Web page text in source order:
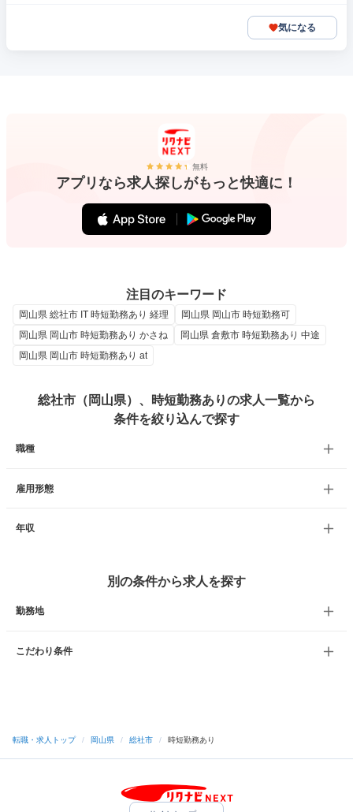
気になる
無料
アプリなら求人探しがもっと快適に！
注目のキーワード
岡山県 総社市 IT 時短勤務あり 経理
岡山県 岡山市 時短勤務可
岡山県 岡山市 時短勤務あり かさね
岡山県 倉敷市 時短勤務あり 中途
岡山県 岡山市 時短勤務あり at
総社市（岡山県）、時短勤務ありの求人一覧から
条件を絞り込んで探す
職種
雇用形態
年収
別の条件から求人を探す
勤務地
こだわり条件
転職・求人トップ / 岡山県 / 総社市 / 時短勤務あり